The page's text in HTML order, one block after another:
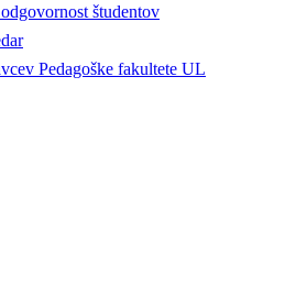
študentov
Pedagoške fakultete UL